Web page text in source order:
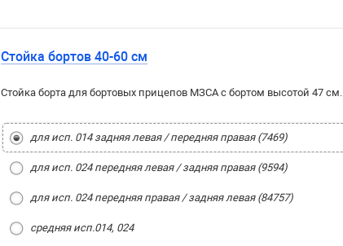
Стойка бортов 40-60 см
Стойка борта для бортовых прицепов МЗСА с бортом высотой 47 см.
для исп. 014 задняя левая / передняя правая (7469)
для исп. 024 передняя левая / задняя правая (9594)
для исп. 024 передняя правая / задняя левая (84757)
средняя исп.014, 024